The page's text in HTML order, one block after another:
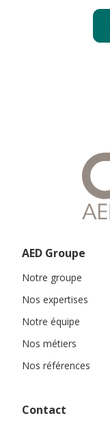
AED Groupe
Notre groupe
Nos expertises
Notre équipe
Nos métiers
Nos références
Contact